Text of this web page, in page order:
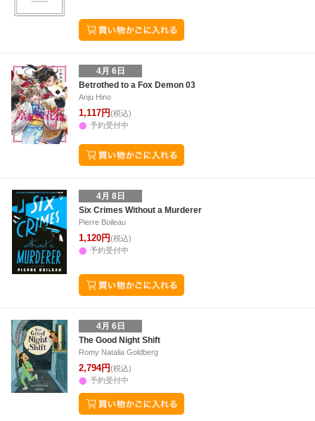
4月 6日
Betrothed to a Fox Demon 03
Anju Hino
1,117円(税込)
予約受付中
4月 8日
Six Crimes Without a Murderer
Pierre Boileau
1,120円(税込)
予約受付中
4月 6日
The Good Night Shift
Romy Natalia Goldberg
2,794円(税込)
予約受付中